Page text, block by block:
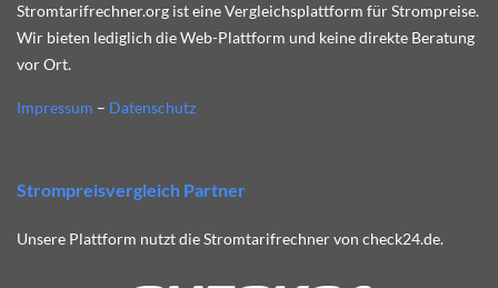
Stromtarifrechner.org ist eine Vergleichsplattform für Strompreise.
Wir bieten lediglich die Web-Plattform und keine direkte Beratung
vor Ort.
Impressum – Datenschutz
Strompreisvergleich Partner
Unsere Plattform nutzt die Stromtarifrechner von check24.de.